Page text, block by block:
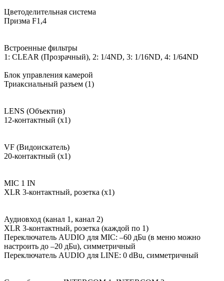
Цветоделительная система
Призма F1,4
Встроенные фильтры
1: CLEAR (Прозрачный), 2: 1/4ND, 3: 1/16ND, 4: 1/64ND
Блок управления камерой
Триаксиальный разъем (1)
LENS (Объектив)
12-контактный (x1)
VF (Видоискатель)
20-контактный (x1)
MIC 1 IN
XLR 3-контактный, розетка (х1)
Аудиовход (канал 1, канал 2)
XLR 3-контактный, розетка (каждой по 1)
Переключатель AUDIO для MIC: –60 дБu (в меню можно
настроить до –20 дБu), симметричный
Переключатель AUDIO для LINE: 0 dBu, симметричный